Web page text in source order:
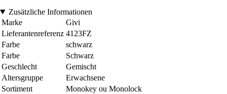
Zusätzliche Informationen
Marke
Givi
Lieferantenreferenz 4123FZ
Farbe
schwarz
Farbe
Schwarz
Geschlecht
Gemischt
Altersgruppe
Erwachsene
Sortiment
Monokey ou Monolock